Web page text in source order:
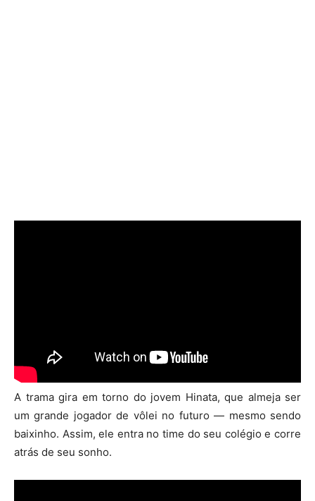
A trama gira em torno do jovem Hinata, que almeja ser
um grande jogador de vôlei no futuro — mesmo sendo
baixinho. Assim, ele entra no time do seu colégio e corre
atrás de seu sonho.